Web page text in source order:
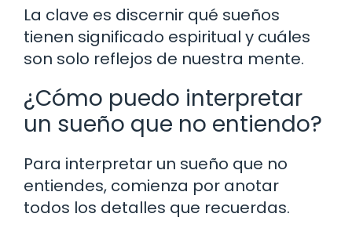
La clave es discernir qué sueños
tienen significado espiritual y cuáles
son solo reflejos de nuestra mente.
¿Cómo puedo interpretar
un sueño que no entiendo?
Para interpretar un sueño que no
entiendes, comienza por anotar
todos los detalles que recuerdas.